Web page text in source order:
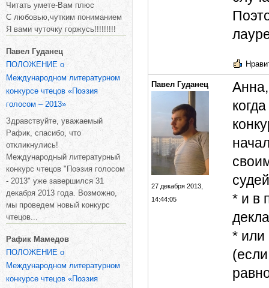
Читать умете-Вам плюс
С любовью,чутким пониманием
Я вами чуточку горжусь!!!!!!!!!
Павел Гуданец
ПОЛОЖЕНИЕ о
Международном литературном
конкурсе чтецов «Поэзия
голосом – 2013»
Здравствуйте, уважаемый
Рафик, спасибо, что
откликнулись!
Международный литературный
конкурс чтецов "Поэзия голосом
- 2013" уже завершился 31
декабря 2013 года. Возможно,
мы проведем новый конкурс
чтецов...
Рафик Мамедов
ПОЛОЖЕНИЕ о
Международном литературном
конкурсе чтецов «Поэзия
Павел Гуданец
27 декабря 2013,
14:44:05
* и в
* или